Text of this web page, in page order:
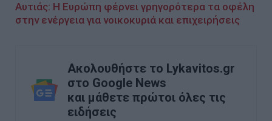
Αυτιάς: Η Ευρώπη φέρνει γρηγορότερα τα οφέλη
στην ενέργεια για νοικοκυριά και επιχειρήσεις
Ακολουθήστε το Lykavitos.gr
στο Google News
και μάθετε πρώτοι όλες τις
ειδήσεις